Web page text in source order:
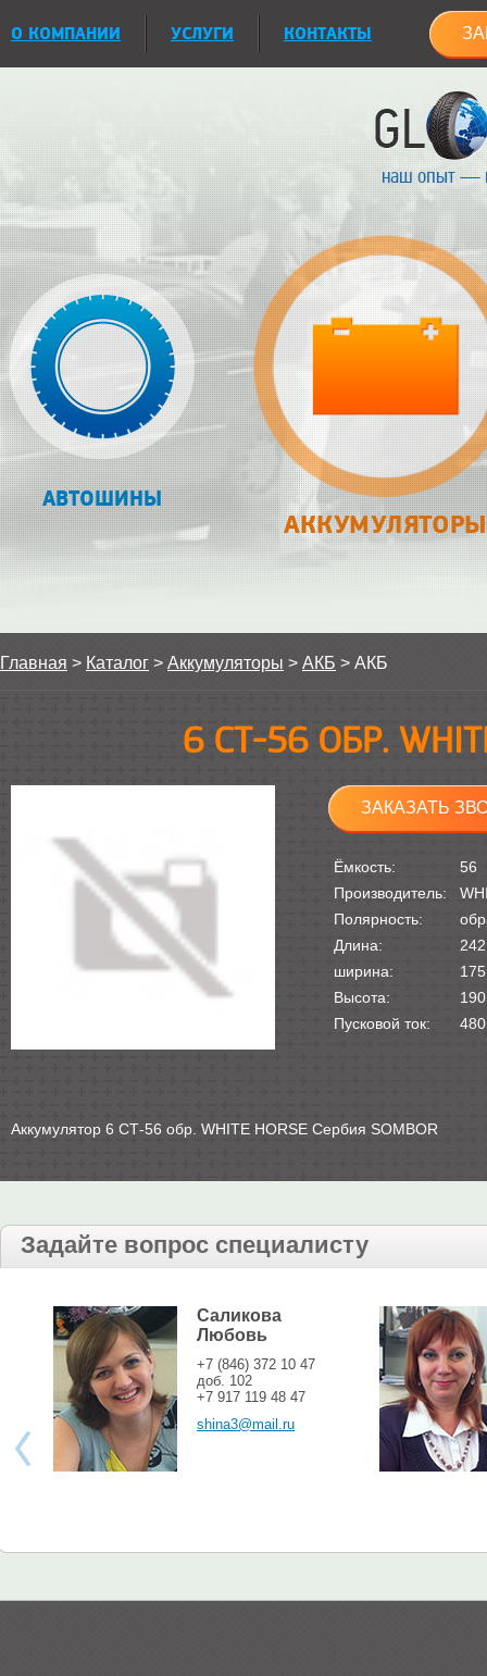
О КОМПАНИИ УСЛУГИ КОНТАКТЫ
наш опыт —
АВТОШИНЫ
АККУМУЛЯТОРЫ
Главная > Каталог > Аккумуляторы > АКБ > АКБ
6 СТ-56 ОБР.
ЗАКАЗАТЬ
Ёмкость:
56
Производитель:
Полярность:
Длина:
242
ширина:
175
Высота:
190
Пусковой ток:
480
Аккумулятор 6 СТ-56 обр. WHITE HORSE Сербия SOMBOR
Задайте вопрос специалисту
Саликова
Любовь
+7 (846) 372 10 47
доб. 102
+7 917 119 48 47
shina3@mail.ru